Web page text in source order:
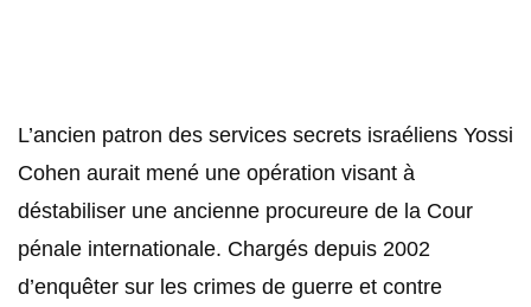
L’ancien patron des services secrets israéliens Yossi
Cohen aurait mené une opération visant à
déstabiliser une ancienne procureure de la Cour
pénale internationale. Chargés depuis 2002
d’enquêter sur les crimes de guerre et contre